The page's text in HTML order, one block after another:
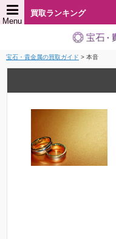
買取ランキング
Menu
宝石・貴金属の買取ガイド > 本音